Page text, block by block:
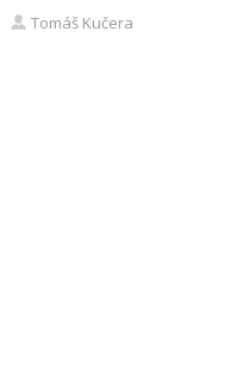
Tomáš Kučera